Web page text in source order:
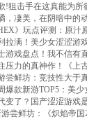
!狙击手在这真能为所
，凄美，在阴暗中的
HEX》玩点评测：原汁
拉满！美少女涩涩游
游戏盘点！我不信有
压力的真神作！《上
尝鲜坊：竞技性大于
爆款新游TOP5：美少
变了？国产涩涩游戏
游尝鲜坊：《炽焰帝国